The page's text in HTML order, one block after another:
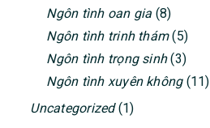
Ngôn tình oan gia (8)
Ngôn tình trinh thám(5)
Ngôn tình trọng sinh(3)
Ngôn tình xuyên không(11)
Uncategorized(1)